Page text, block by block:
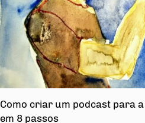
Como criar um podcast para
em 8 passos